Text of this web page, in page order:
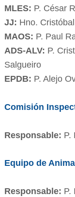
MLES: P. César
JJ: Hno.
MAOS: P. Paul
ADS-ALV: P.
Salgueiro
EPDB: P. Alejo
Comisión
Responsable: P.
Equipo de
Responsable: P.